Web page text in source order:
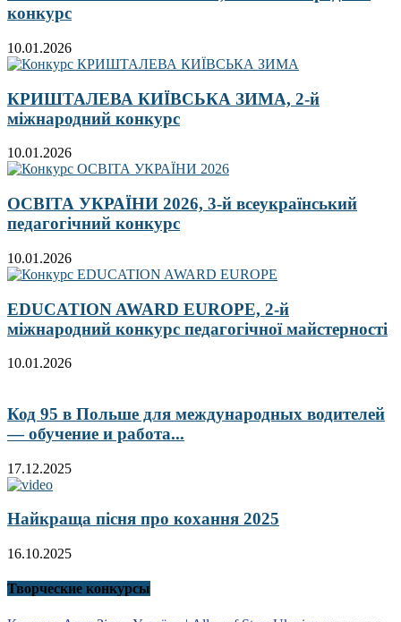
конкурс
10.01.2026
КРИШТАЛЕВА КИЇВСЬКА ЗИМА, 2-й
міжнародний конкурс
10.01.2026
ОСВІТА УКРАЇНИ 2026, 3-й всеукраїнський
педагогічний конкурс
10.01.2026
EDUCATION AWARD EUROPE, 2-й
міжнародний конкурс педагогічної майстерності
10.01.2026
Код 95 в Польше для международных водителей
— обучение и работа...
17.12.2025
Найкраща пісня про кохання 2025
16.10.2025
Творческие конкурсы